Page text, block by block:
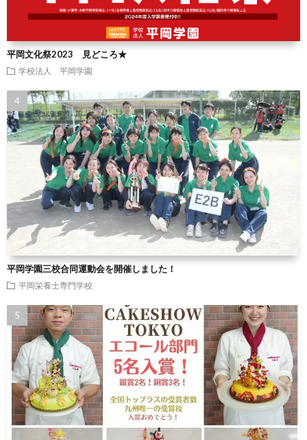
平岡文化祭2023 見どころ★
学校法人 平岡学園
平岡学園三校合同運動会を開催しました！
平岡栄養士専門学校